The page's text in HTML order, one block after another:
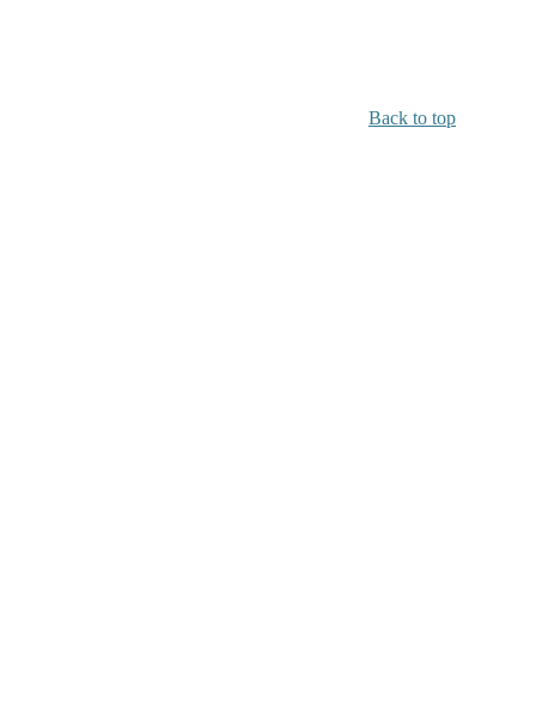
Back to top